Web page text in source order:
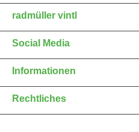
radmüller vintl
Social Media
Informationen
Rechtliches